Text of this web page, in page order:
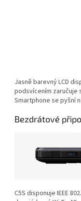
Jasně barevný LCD
podsvícením zaručuje
Smartphone se pyšní
Bezdrátové
C5S disponuje IEEE